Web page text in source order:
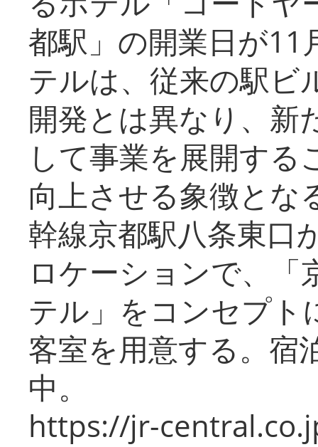
都駅」の開業日が11
テルは、従来の駅ビ
開発とは異なり、新
して事業を展開する
向上させる象徴とな
幹線京都駅八条東口
ロケーションで、「
テル」をコンセプト
客室を用意する。宿
中。
https://jr-